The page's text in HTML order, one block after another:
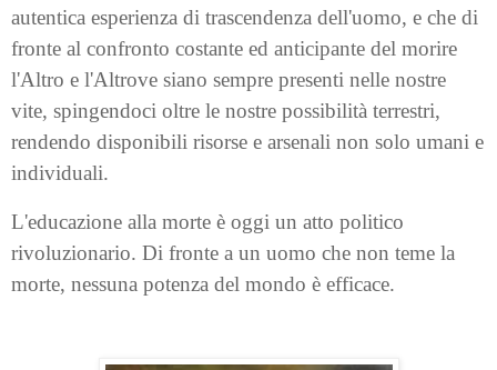
autentica esperienza di trascendenza dell'uomo, e che di
fronte al confronto costante ed anticipante del morire
l'Altro e l'Altrove siano sempre presenti nelle nostre
vite, spingendoci oltre le nostre possibilità terrestri,
rendendo disponibili risorse e arsenali non solo umani e
individuali.
L'educazione alla morte è oggi un atto politico
rivoluzionario. Di fronte a un uomo che non teme la
morte, nessuna potenza del mondo è efficace.